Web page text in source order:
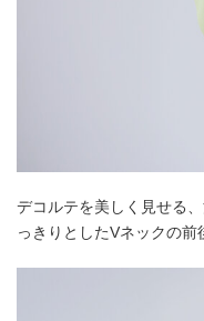
デコルテを美しく見せる
っきりとしたVネックの前